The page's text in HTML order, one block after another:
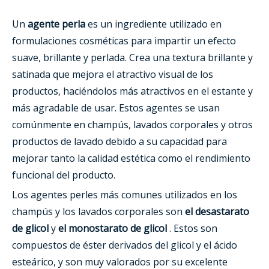
Un agente perlaes un ingrediente utilizado en
formulaciones cosméticas para impartir un efecto
suave, brillante y perlada. Crea una textura brillante y
satinada que mejora el atractivo visual de los
productos, haciéndolos más atractivos en el estante y
más agradable de usar. Estos agentes se usan
comúnmente en champús, lavados corporales y otros
productos de lavado debido a su capacidad para
mejorar tanto la calidad estética como el rendimiento
funcional del producto.
Los agentes perles más comunes utilizados en los
champús y los lavados corporales son el desastarato
de glicolyel monostarato de glicol. Estos son
compuestos de éster derivados del glicol y el ácido
esteárico, y son muy valorados por su excelente